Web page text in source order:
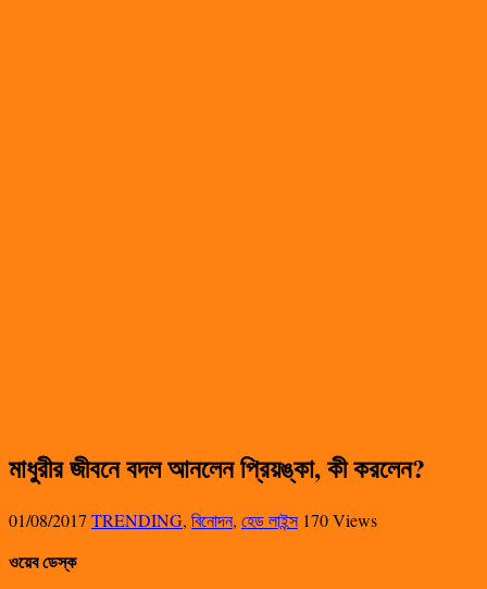
মাধুরীর জীবনে বদল আনলেন প্রিয়ঙ্কা, কী করলেন?
01/08/2017 TRENDING, বিনোদন, হেড লাইন্স 170 Views
ওয়েব ডেস্ক